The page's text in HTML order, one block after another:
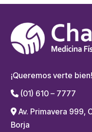
¡Queremos verte bien!
(01) 610 – 7777
Av. Primavera 999,
Borja